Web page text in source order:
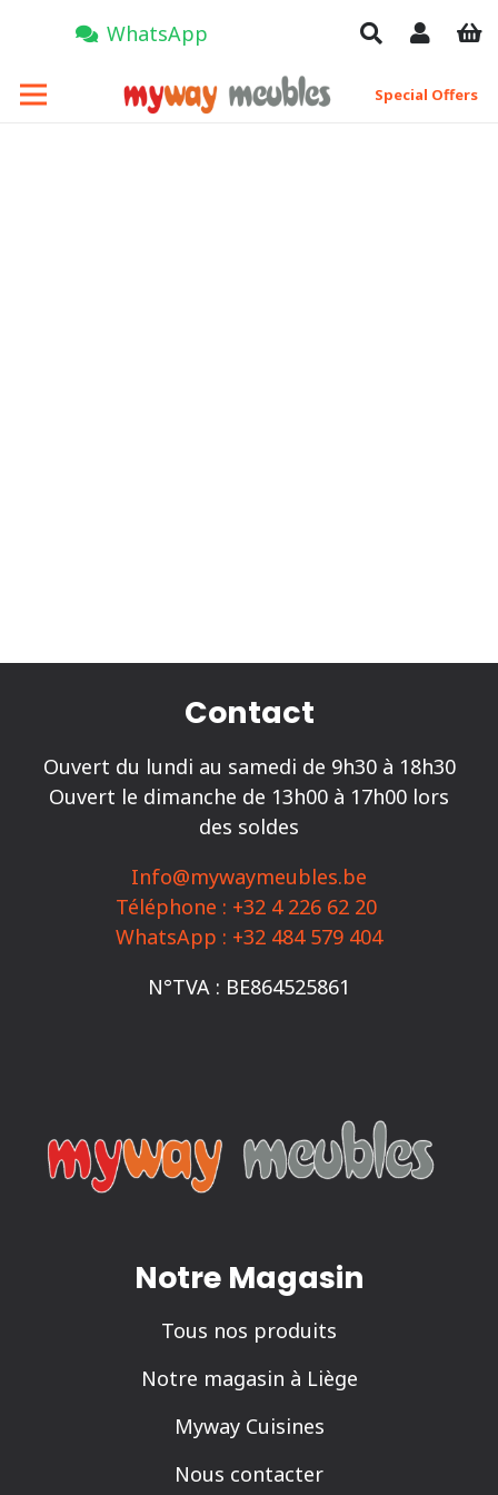
WhatsApp
Special Offers
Notre Magasin
Tous nos produits
Notre magasin à Liège
Myway Cuisines
Nous contacter
Contact
Ouvert du lundi au samedi de 9h30 à 18h30
Ouvert le dimanche de 13h00 à 17h00 lors
des soldes
Info@mywaymeubles.be
Téléphone : +32 4 226 62 20
WhatsApp : +32 484 579 404
N°TVA : BE864525861